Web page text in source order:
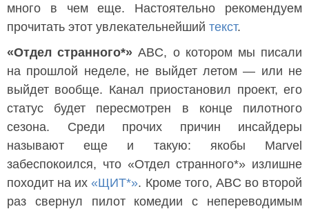
много в чем еще. Настоятельно рекомендуем
прочитать этот увлекательнейший текст.
«Отдел странного*» ABC, о котором мы писали
на прошлой неделе, не выйдет летом — или не
выйдет вообще. Канал приостановил проект, его
статус будет пересмотрен в конце пилотного
сезона. Среди прочих причин инсайдеры
называют еще и такую: якобы Marvel
забеспокоился, что «Отдел странного*» излишне
походит на их«ЩИТ*». Кроме того, ABC во второй
раз свернул пилот комедии с непереводимым